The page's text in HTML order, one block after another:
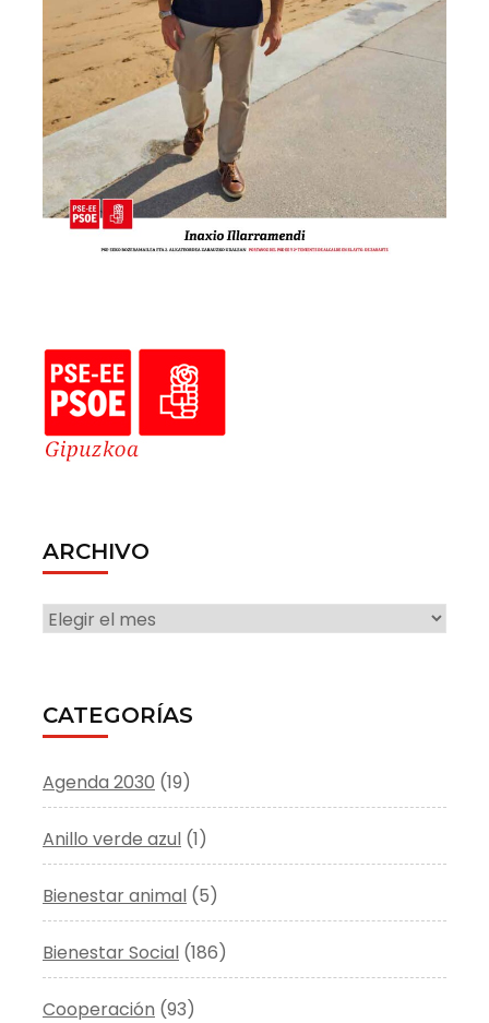
ARCHIVO
ARCHIVO
CATEGORÍAS
Agenda 2030 (19)
Anillo verde azul (1)
Bienestar animal (5)
Bienestar Social (186)
Cooperación (93)